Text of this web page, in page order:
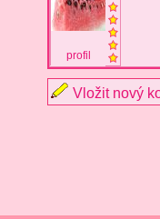
profil
Vložit nový